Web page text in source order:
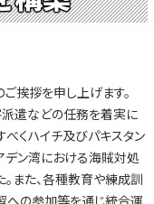
挨拶を申し上げます。
遣などの任務を着実に
くハイチ及びパキスタン
デン湾における海賊対処
また、各種教育や練成訓
の参加等を通じ統合運